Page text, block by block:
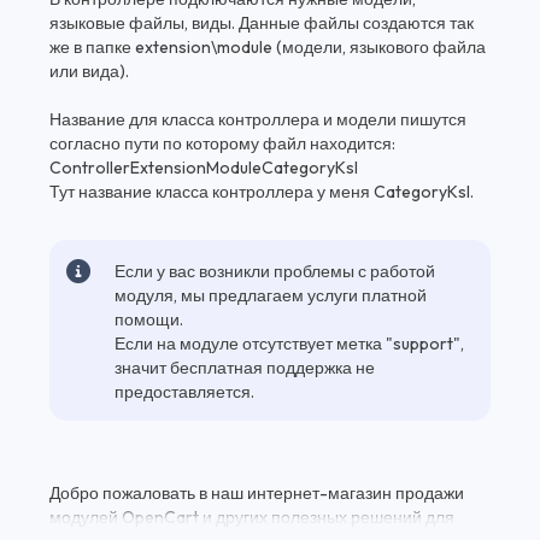
языковые файлы, виды. Данные файлы создаются так
же в папке extension\module (модели, языкового файла
или вида).
Название для класса контроллера и модели пишутся
согласно пути по которому файл находится:
ControllerExtensionModuleCategoryKsl
Тут название класса контроллера у меня CategoryKsl.
Если у вас возникли проблемы с работой
модуля, мы предлагаем услуги платной
помощи.
Если на модуле отсутствует метка "support",
значит бесплатная поддержка не
предоставляется.
Добро пожаловать в наш интернет-магазин продажи
модулей OpenCart и других полезных решений для